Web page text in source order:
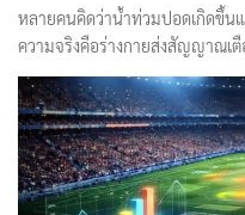
หลายคนคิดว่าน้ำท่วมปอดเกิดขึ้
ความจริงคือร่างกายส่งสัญญาณเ